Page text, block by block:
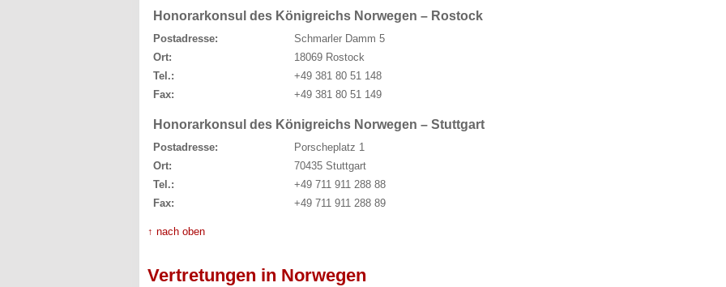
Honorarkonsul des Königreichs Norwegen – Rostock
Postadresse:
Schmarler Damm 5
Ort:
18069 Rostock
Tel.:
+49 381 80 51 148
Fax:
+49 381 80 51 149
Honorarkonsul des Königreichs Norwegen – Stuttgart
Postadresse:
Porscheplatz 1
Ort:
70435 Stuttgart
Tel.:
+49 711 911 288 88
Fax:
+49 711 911 288 89
↑ nach oben
Vertretungen in Norwegen